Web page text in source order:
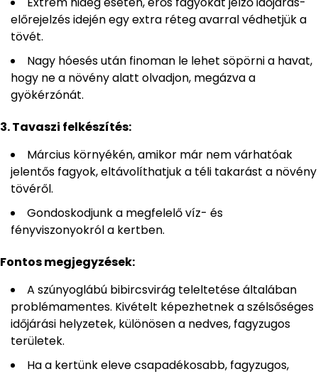
előrejelzés idején egy extra réteg avarral védhetjük a
tövét.
Nagy hóesés után finoman le lehet söpörni a havat,
hogy ne a növény alatt olvadjon, megázva a
gyökérzónát.
3. Tavaszi felkészítés:
Március környékén, amikor már nem várhatóak
jelentős fagyok, eltávolíthatjuk a téli takarást a növény
tövéről.
Gondoskodjunk a megfelelő víz- és
fényviszonyokról a kertben.
Fontos megjegyzések:
A szúnyoglábú bibircsvirág teleltetése általában
problémamentes. Kivételt képezhetnek a szélsőséges
időjárási helyzetek, különösen a nedves, fagyzugos
területek.
Ha a kertünk eleve csapadékosabb, fagyzugos,